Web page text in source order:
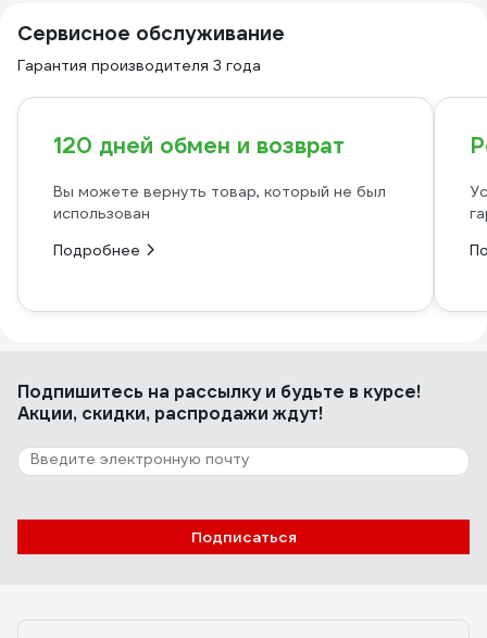
Сервисное обслуживание
Гарантия производителя 3 года
120 дней обмен и возврат
Вы можете вернуть товар, который не был
использован
Подробнее
Подпишитесь на рассылкуи будьте в курсе!
Акции, скидки, распродажи ждут!
Подписаться